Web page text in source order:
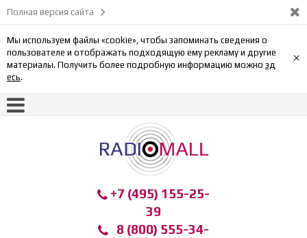
Полная версия сайта
Мы используем файлы «cookie», чтобы запоминать сведения о
пользователе и отображать подходящую ему рекламу и другие
материалы. Получить более подробную информацию можно зд
есь.
×
+7 (495) 155-25-
39
8 (800) 555-34-